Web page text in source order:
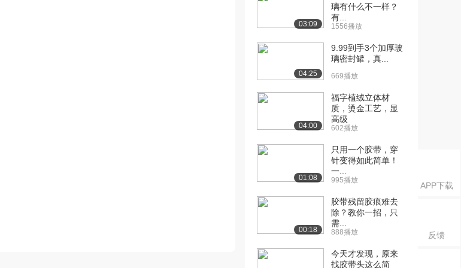
APP下载
反馈
03:09
璃有什么不一样？
有...
1556播放
04:25
9.99到手3个加厚玻
璃密封罐，真...
669播放
04:00
福字植绒立体材
质，烫金工艺，显
高级
602播放
01:08
只用一个胶带，穿
针变得如此简单！
一...
995播放
00:18
胶带残留胶痕难去
除？教你一招，只
需...
888播放
今天才发现，原来
找胶带头这么简